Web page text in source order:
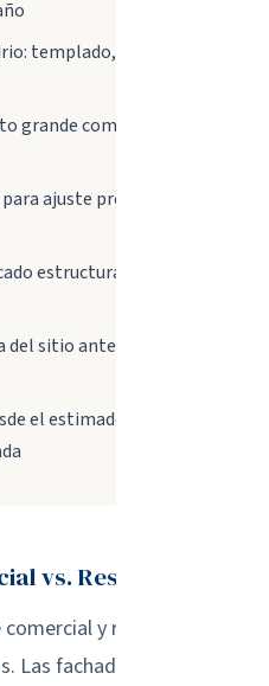
templado, laminado,
grande comercial y
ajuste preciso en
estructural incluida
sitio antes de
el estimado hasta la
vs. Residencial
y residencial
Las fachadas